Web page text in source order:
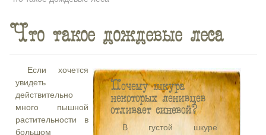
Что такое дождевые леса
Почему шкура
некоторых ленивцев
отливает синевой?
В густой шкуре
Если хочется
увидеть
действительно
много пышной
растительности в
большом